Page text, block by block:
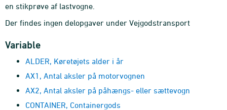
en stikprøve af lastvogne.
Der findes ingen delopgaver under Vejgodstransport
Variable
ALDER, Køretøjets alder i år
AX1, Antal aksler på motorvognen
AX2, Antal aksler på påhængs- eller sættevogn
CONTAINER, Containergods